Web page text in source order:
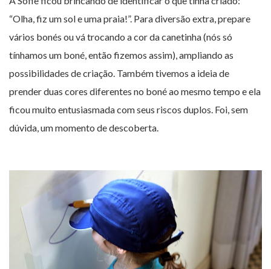
“Olha, fiz um sol e uma praia!”. Para diversão extra, prepare
vários bonés ou vá trocando a cor da canetinha (nós só
tínhamos um boné, então fizemos assim), ampliando as
possibilidades de criação. Também tivemos a ideia de
prender duas cores diferentes no boné ao mesmo tempo e ela
ficou muito entusiasmada com seus riscos duplos. Foi, sem
dúvida, um momento de descoberta.